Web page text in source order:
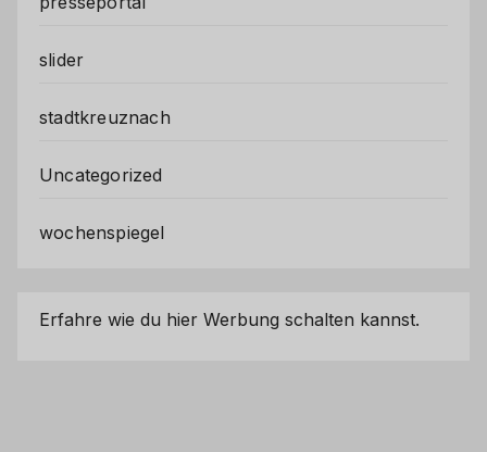
slider
stadtkreuznach
Uncategorized
wochenspiegel
Erfahre wie du hier Werbung schalten kannst.